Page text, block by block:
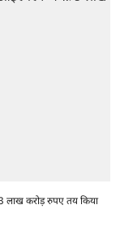
लाख करोड़ रुपए तय किया